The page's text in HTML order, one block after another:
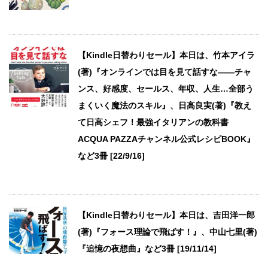
【Kindle日替わりセール】本日は、竹本アイラ
(著)『オンラインでは目を見て話すな――チャ
ンス、好感度、セールス、年収、人生…全部う
まくいく魔法のスキル』、日高良実(著)『教え
て日高シェフ！最強イタリアンの教科書
ACQUA PAZZAチャンネル公式レシピBOOK』
など3冊 [22/9/16]
【Kindle日替わりセール】本日は、吉田洋一郎
(著)『フォース理論で飛ばす！』、中山七里(著)
『追憶の夜想曲』など3冊 [19/11/14]